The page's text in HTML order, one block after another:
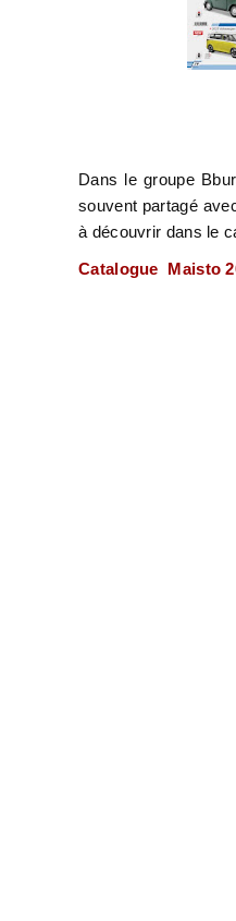
Dans le groupe
souvent partagé
à découvrir dans le
Catalogue Maisto